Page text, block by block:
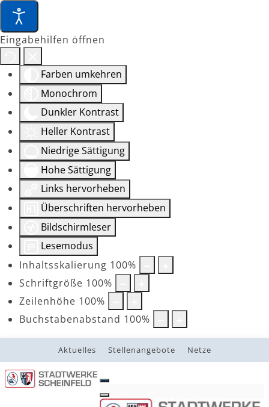
Eingabehilfen öffnen
Farben umkehren
Monochrom
Dunkler Kontrast
Heller Kontrast
Niedrige Sättigung
Hohe Sättigung
Links hervorheben
Überschriften hervorheben
Bildschirmleser
Lesemodus
Inhaltsskalierung 100%
Schriftgröße 100%
Zeilenhöhe 100%
Buchstabenabstand 100%
Aktuelles Stellenangebote Netze